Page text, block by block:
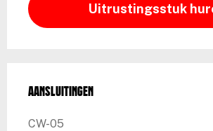
Uitrustingsstuk
Aansluitingen
CW-05